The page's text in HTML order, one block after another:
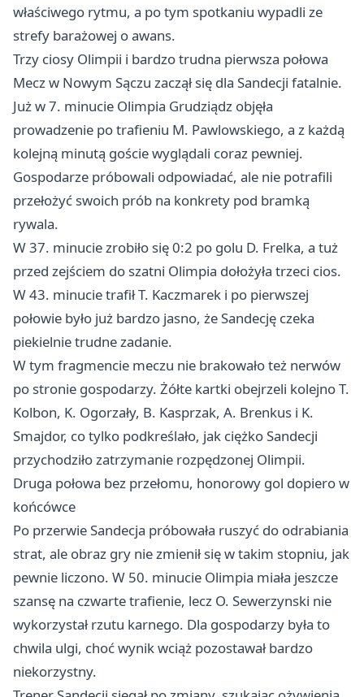
właściwego rytmu, a po tym spotkaniu wypadli ze
strefy barażowej o awans.
Trzy ciosy Olimpii i bardzo trudna pierwsza połowa
Mecz w Nowym Sączu zaczął się dla Sandecji fatalnie.
Już w 7. minucie Olimpia Grudziądz objęła
prowadzenie po trafieniu M. Pawlowskiego, a z każdą
kolejną minutą goście wyglądali coraz pewniej.
Gospodarze próbowali odpowiadać, ale nie potrafili
przełożyć swoich prób na konkrety pod bramką
rywala.
W 37. minucie zrobiło się 0:2 po golu D. Frelka, a tuż
przed zejściem do szatni Olimpia dołożyła trzeci cios.
W 43. minucie trafił T. Kaczmarek i po pierwszej
połowie było już bardzo jasno, że Sandecję czeka
piekielnie trudne zadanie.
W tym fragmencie meczu nie brakowało też nerwów
po stronie gospodarzy. Żółte kartki obejrzeli kolejno T.
Kolbon, K. Ogorzały, B. Kasprzak, A. Brenkus i K.
Smajdor, co tylko podkreślało, jak ciężko Sandecji
przychodziło zatrzymanie rozpędzonej Olimpii.
Druga połowa bez przełomu, honorowy gol dopiero w
końcówce
Po przerwie Sandecja próbowała ruszyć do odrabiania
strat, ale obraz gry nie zmienił się w takim stopniu, jak
pewnie liczono. W 50. minucie Olimpia miała jeszcze
szansę na czwarte trafienie, lecz O. Sewerzynski nie
wykorzystał rzutu karnego. Dla gospodarzy była to
chwila ulgi, choć wynik wciąż pozostawał bardzo
niekorzystny.